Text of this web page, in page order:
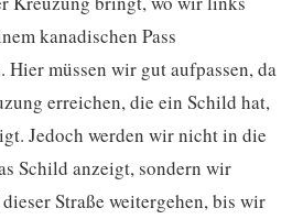
kanadischen Pass
Hier müssen wir gut aufpassen, da
erreichen, die ein Schild hat,
Jedoch werden wir nicht in die
Schild anzeigt, sondern wir
Straße weitergehen, bis wir